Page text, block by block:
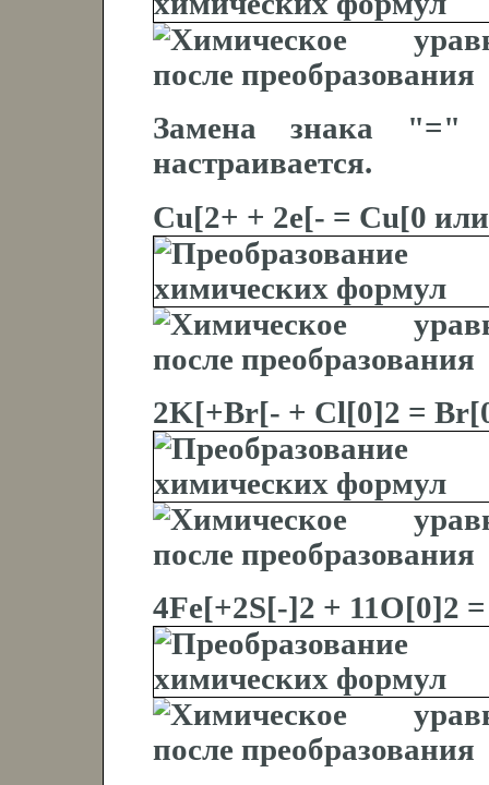
Замена знака
настраивается.
Cu[2+ + 2e[- = Cu[0
2K[+Br[- + Cl[0]2 =
4Fe[+2S[-]2 + 11O[0]2